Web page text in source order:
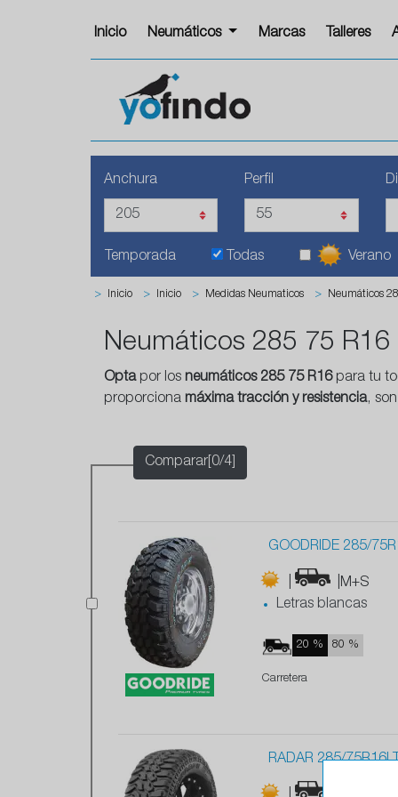
Inicio Neumáticos Marcas Talleres
Anchura Perfil
Temporada Todas Verano
> Inicio > Inicio > Medidas Neumaticos > Neumáticos
Neumáticos 285 75 R16
Optapor los neumáticos 285 75 R16para tu
proporciona máxima tracción y resistencia,
Comparar[0/4]
GOODRIDE 285/
|M+S
Letras blancas
20 % 80 %
Carretera
RADAR 285/